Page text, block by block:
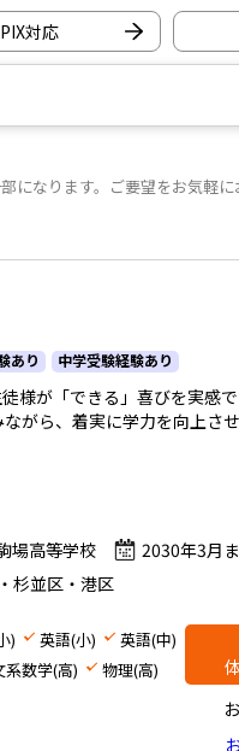
対応
なります。ご要望をお気軽に
あり 中学受験経験あり
様が「できる」喜びを実感
がら、着実に学力を向上さ
場高等学校
2030年3月
杉並区・港区
) 英語(小)
英語(中)
系数学(高)
物理(高)
千葉